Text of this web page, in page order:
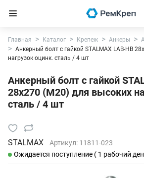
Главная Каталог Крепеж Анкеры
Анкерный болт с гайкой STALMAX LAB-HB
нагрузок оцинк. сталь / 4 шт
Анкерный болт с гайкой
28х270 (М20) для высоких
сталь / 4 шт
STALMAX Артикул: 11811-023
Ожидается поступление ( 1 рабочий